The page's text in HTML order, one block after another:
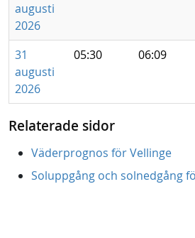
augusti
2026
31
augusti
2026
05:30 06:09
Relaterade sidor
Väderprognos för Vellinge
Soluppgång och solnedgång